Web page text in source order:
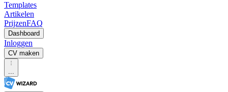
Templates
Artikelen
PrijzenFAQ
Dashboard
Inloggen
CV maken
...